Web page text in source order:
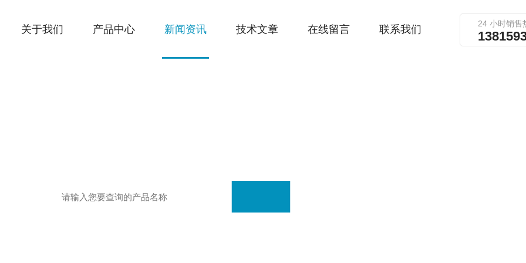
24 小时销售
关于我们 产品中心 新闻资讯 技术文章 在线留言 联系我们